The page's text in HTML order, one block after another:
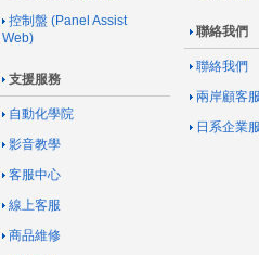
控制盤 (Panel Assist
Web)
支援服務
自動化學院
影音教學
客服中心
線上客服
商品維修
聯絡我們
聯絡我們
兩岸顧客
日系企業